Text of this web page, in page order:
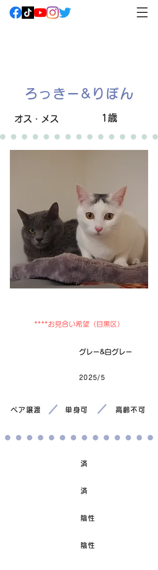
ろっきー&りぼん
オス・メス 1歳
****お見合い希望（目黒区）
グレー&白グレー
2025/5
ペア譲渡 単身可 高齢不可
済
済
陰性
陰性